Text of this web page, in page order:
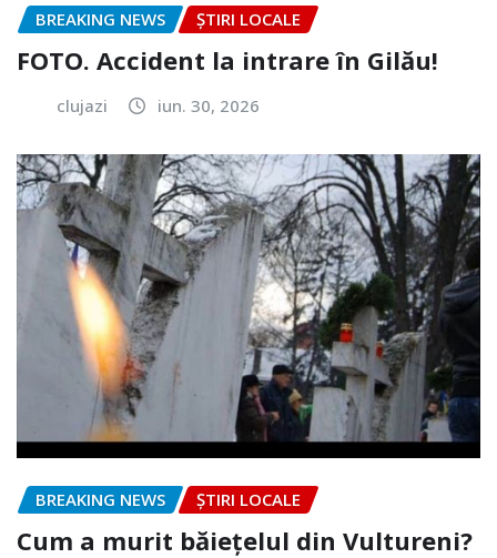
BREAKING NEWS ȘTIRI LOCALE
FOTO. Accident la intrare în Gilău!
clujazi iun. 30, 2026
BREAKING NEWS ȘTIRI LOCALE
Cum a murit băiețelul din Vultureni?